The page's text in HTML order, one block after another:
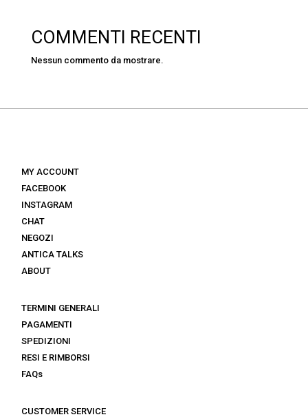
COMMENTI RECENTI
Nessun commento da mostrare.
MY ACCOUNT
FACEBOOK
INSTAGRAM
CHAT
NEGOZI
ANTICA TALKS
ABOUT
TERMINI GENERALI
PAGAMENTI
SPEDIZIONI
RESI E RIMBORSI
FAQs
CUSTOMER SERVICE